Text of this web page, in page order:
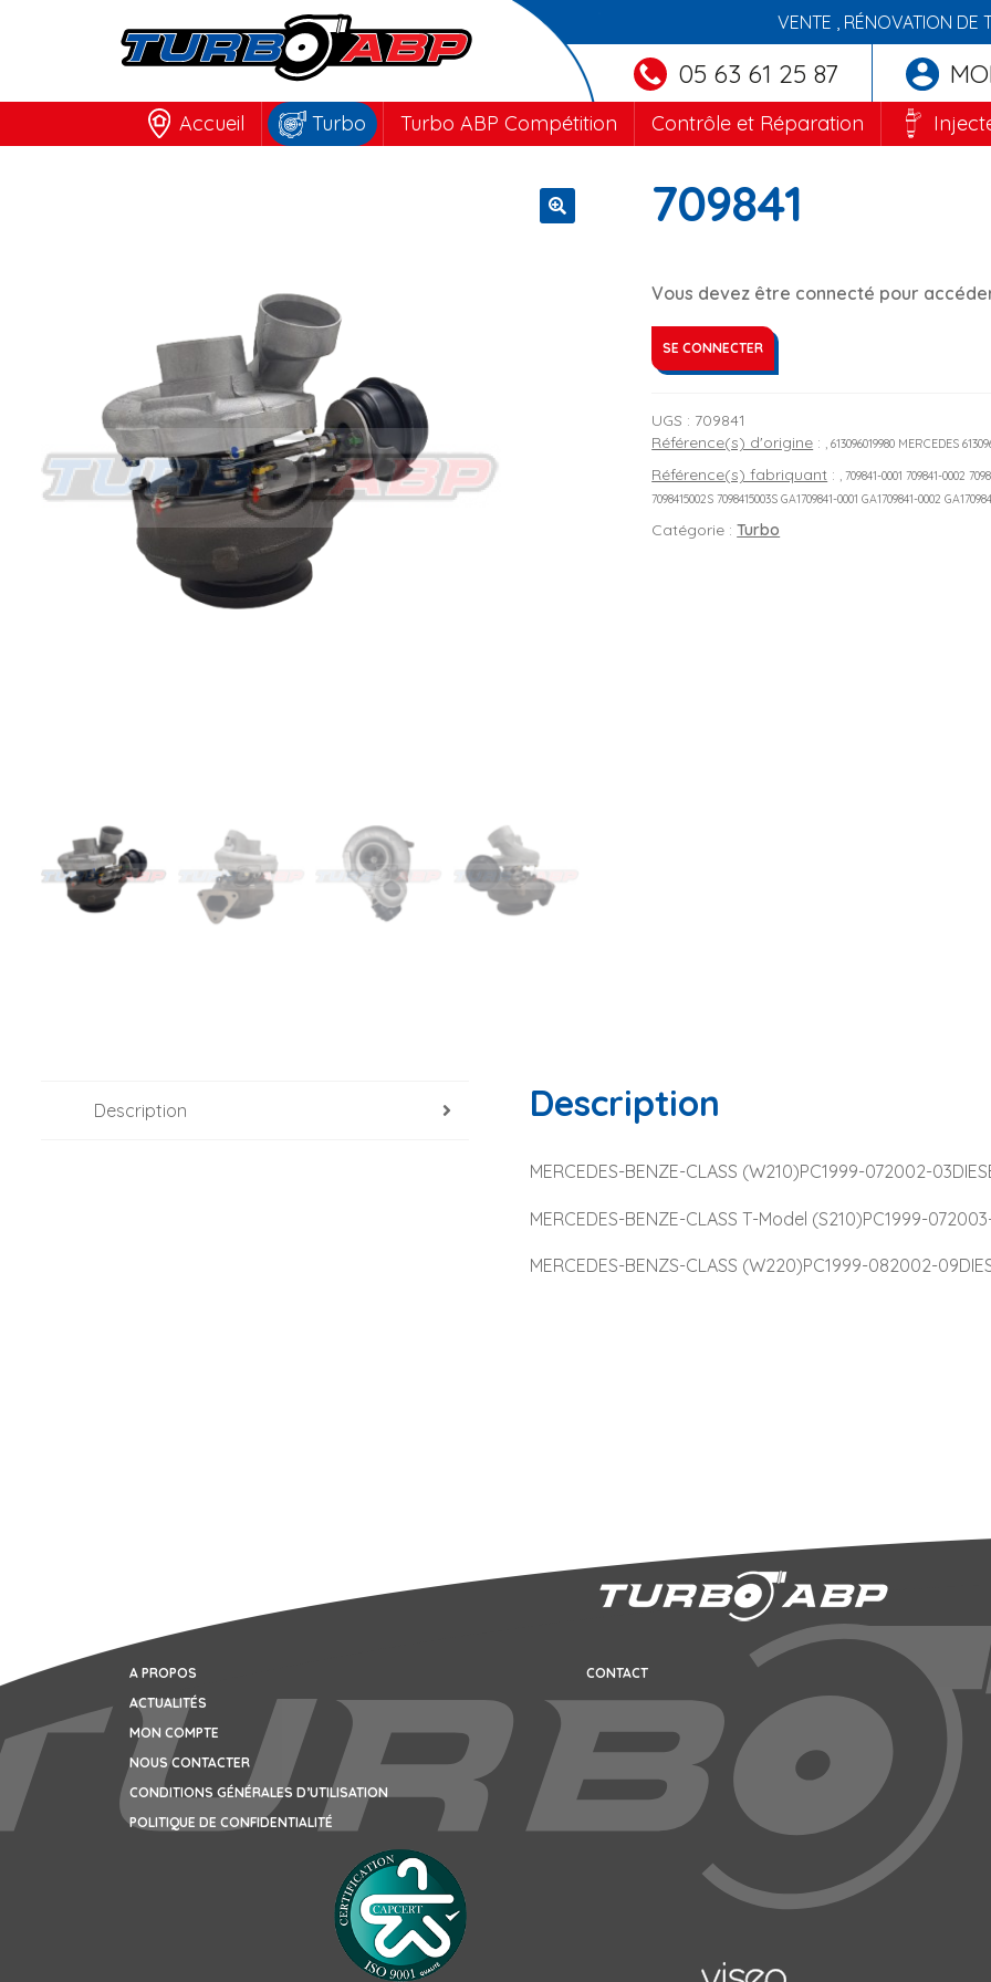
VENTE , RÉNOVATION DE
05 63 61 25 87
Accueil Turbo Turbo ABP Compétition Contrôle et Réparation
709841
Vous devez être connecté pour
SE CONNECTER
UGS : 709841
Référence(s) d'origine : , 613096019980 MERCEDES
Référence(s) fabriquant :
, 709841-0001 709841-0002
7098415002S 7098415003S GA1709841-0001 GA1709841-0002
Catégorie :Turbo
Description Description
MERCEDES-BENZE-CLASS (W210)PC1999-072002-
MERCEDES-BENZE-CLASS T-Model (S210)PC1999-
MERCEDES-BENZS-CLASS (W220)PC1999-082002-
A PROPOS
ACTUALITÉS
MON COMPTE
NOUS CONTACTER
CONDITIONS GÉNÉRALES D’UTILISATION
POLITIQUE DE CONFIDENTIALITÉ
CONTACT